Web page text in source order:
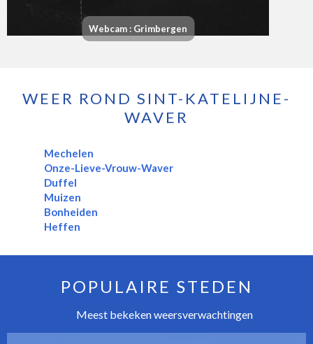
Webcam : Grimbergen
WEER ROND SINT-KATELIJNE-
WAVER
Mechelen
Onze-Lieve-Vrouw-Waver
Duffel
Muizen
Bonheiden
Heffen
POPULAIRE STEDEN
Meest bekeken weersverwachtingen